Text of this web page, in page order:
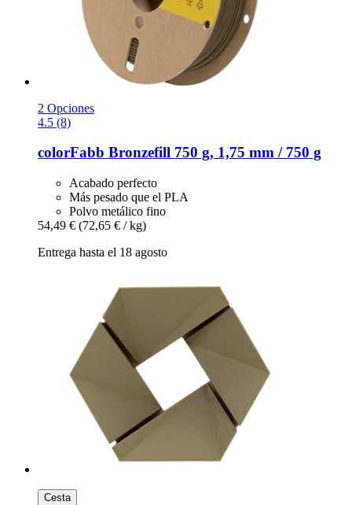
2 Opciones
4.5 (8)
colorFabb Bronzefill 750 g, 1,75 mm / 750 g
Acabado perfecto
Más pesado que el PLA
Polvo metálico fino
54,49 € (72,65 € / kg)
Entrega hasta el 18 agosto
Cesta